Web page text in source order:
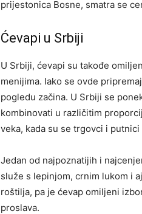
prijestonica Bosne, smatra se
Ćevapi u Srbiji
U Srbiji, ćevapi su takođe
menijima. Iako se ovde
pogledu začina. U Srbiji se
kombinovati u različitim
veka, kada su se trgovci i
Jedan od najpoznatijih i
služe s lepinjom, crnim lukom i
roštilja, pa je ćevap omiljeni
proslava.